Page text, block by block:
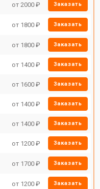
от 2000 ₽ Заказать
от 1800 ₽ Заказать
от 1800 ₽ Заказать
от 1400 ₽ Заказать
от 1600 ₽ Заказать
от 1400 ₽ Заказать
от 1400 ₽ Заказать
от 1200 ₽ Заказать
от 1700 ₽ Заказать
от 1200 ₽ Заказать